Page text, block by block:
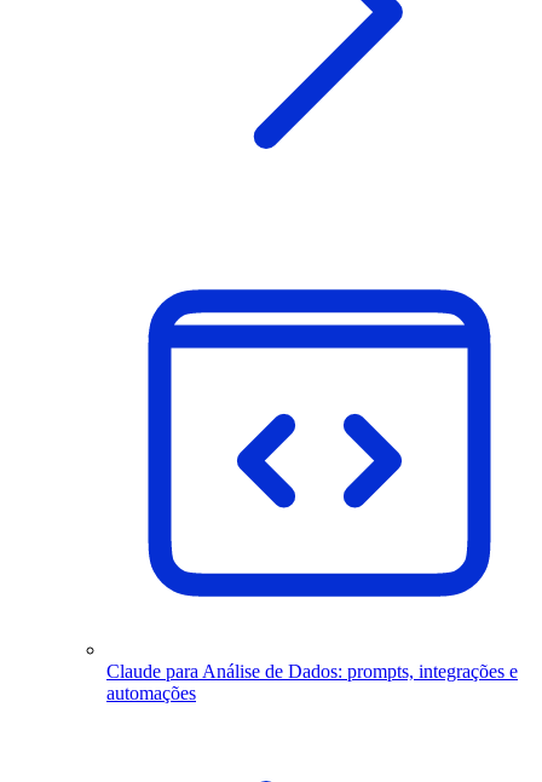
Claude para Análise de Dados: prompts, integrações e
automações